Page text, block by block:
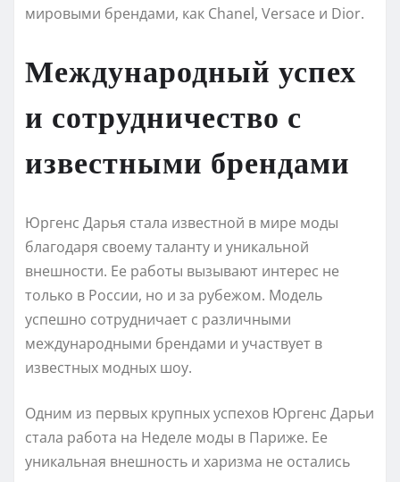
мировыми брендами, как Chanel, Versace и Dior.
Международный успех
и сотрудничество с
известными брендами
Юргенс Дарья стала известной в мире моды
благодаря своему таланту и уникальной
внешности. Ее работы вызывают интерес не
только в России, но и за рубежом. Модель
успешно сотрудничает с различными
международными брендами и участвует в
известных модных шоу.
Одним из первых крупных успехов Юргенс Дарьи
стала работа на Неделе моды в Париже. Ее
уникальная внешность и харизма не остались